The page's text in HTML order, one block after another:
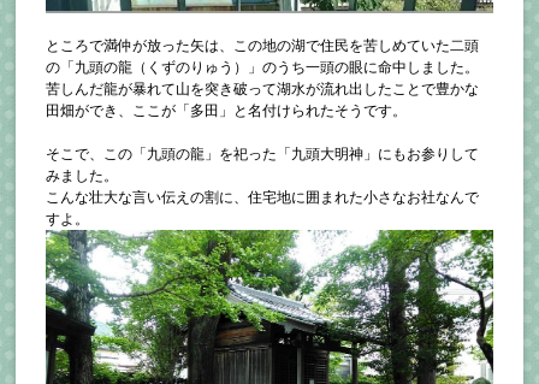
ところで満仲が放った矢は、この地の湖で住民を苦しめていた二頭
の「九頭の龍（くずのりゅう）」のうち一頭の眼に命中しました。
苦しんだ龍が暴れて山を突き破って湖水が流れ出したことで豊かな
田畑ができ、ここが「多田」と名付けられたそうです。
そこで、この「九頭の龍」を祀った「九頭大明神」にもお参りして
みました。
こんな壮大な言い伝えの割に、住宅地に囲まれた小さなお社なんで
すよ。